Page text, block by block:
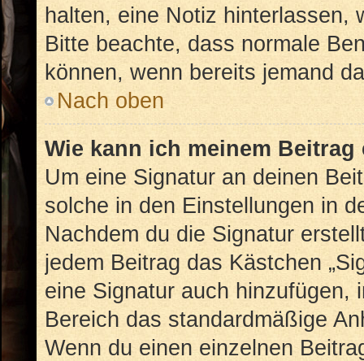
halten, eine Notiz hinterlassen,
Bitte beachte, dass normale
können, wenn bereits jemand
Nach oben
Wie kann ich meinem
Um eine Signatur an deinen
solche in den Einstellungen in
Nachdem du die Signatur
jedem Beitrag das Kästchen
eine Signatur auch hinzufügen,
Bereich das standardmäßige
Wenn du einen einzelnen